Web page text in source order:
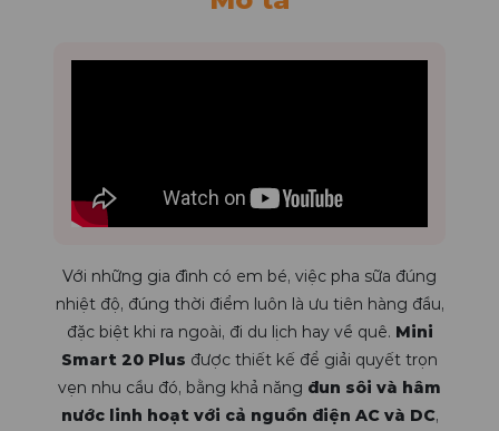
Với những gia đình có em bé, việc pha sữa đúng
nhiệt độ, đúng thời điểm luôn là ưu tiên hàng đầu,
đặc biệt khi ra ngoài, đi du lịch hay về quê. Mini
Smart 20 Plus được thiết kế để giải quyết trọn
vẹn nhu cầu đó, bằng khả năng đun sôi và hâm
nước linh hoạt với cả nguồn điện AC và DC,